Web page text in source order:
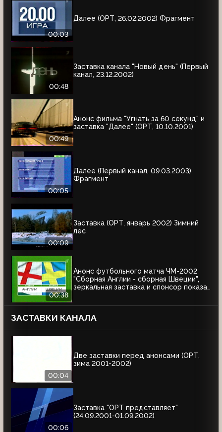
00:03
Далее (ОРТ, 26.02.2002) Фрагмент
00:48
Заставка канала "Новый день" (Первый
канал, 23.12.2002)
00:49
Анонс фильма "Угнать за 60 секунд" и
заставка "Далее" (ОРТ, 10.10.2001)
00:05
Далее (Первый канал, 09.03.2003)
Фрагмент
00:09
Заставка (ОРТ, январь 2002) Зимний
лес
00:38
Анонс футбольного матча ЧМ-2002
"Сборная Англии - сборная Швеции",
зеркальная заставка и спонсор показа
ЗАСТАВКИ КАНАЛА
00:04
Две заставки перед анонсами (ОРТ,
зима 2001-2002)
00:06
Заставка "ОРТ представляет"
(24.09.2001-01.09.2002)